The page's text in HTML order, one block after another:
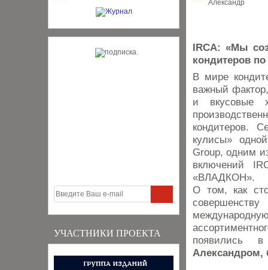
УЧАСТНИКИ ПРОЕКТА
IRCA: «Мы
кондитеров
В мире
важный
и вкусовые
кондитеров.
кулисы»
Group, одним
включений
«ВЛАДКОН».
О том, как
появились
Александром,